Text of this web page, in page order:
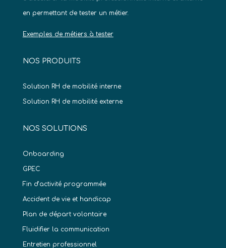
en permettant de tester un métier.
Exemples de métiers à tester
NOS PRODUITS
Solution RH de mobilité interne
Solution RH de mobilité externe
NOS SOLUTIONS
Onboarding
GPEC
Fin d’activité programmée
Accident de vie et handicap
Plan de départ volontaire
Fluidifier la communication
Entretien professionnel